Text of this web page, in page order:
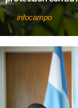
Por infocampo